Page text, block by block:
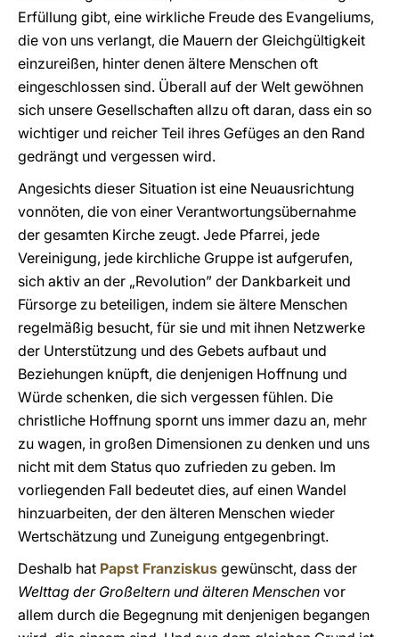
Erfüllung gibt, eine wirkliche Freude des Evangeliums,
die von uns verlangt, die Mauern der Gleichgültigkeit
einzureißen, hinter denen ältere Menschen oft
eingeschlossen sind. Überall auf der Welt gewöhnen
sich unsere Gesellschaften allzu oft daran, dass ein so
wichtiger und reicher Teil ihres Gefüges an den Rand
gedrängt und vergessen wird.
Angesichts dieser Situation ist eine Neuausrichtung
vonnöten, die von einer Verantwortungsübernahme
der gesamten Kirche zeugt. Jede Pfarrei, jede
Vereinigung, jede kirchliche Gruppe ist aufgerufen,
sich aktiv an der „Revolution” der Dankbarkeit und
Fürsorge zu beteiligen, indem sie ältere Menschen
regelmäßig besucht, für sie und mit ihnen Netzwerke
der Unterstützung und des Gebets aufbaut und
Beziehungen knüpft, die denjenigen Hoffnung und
Würde schenken, die sich vergessen fühlen. Die
christliche Hoffnung spornt uns immer dazu an, mehr
zu wagen, in großen Dimensionen zu denken und uns
nicht mit dem Status quo zufrieden zu geben. Im
vorliegenden Fall bedeutet dies, auf einen Wandel
hinzuarbeiten, der den älteren Menschen wieder
Wertschätzung und Zuneigung entgegenbringt.
Deshalb hat Papst Franziskus gewünscht, dass der
Welttag der Großeltern und älteren Menschen vor
allem durch die Begegnung mit denjenigen begangen